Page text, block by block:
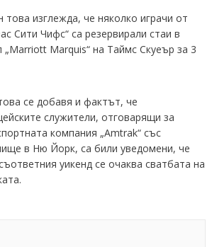
това изглежда, че няколко играчи от
Сити Чифс“ са резервирали стаи в
„Marriott Marquis“ на Таймс Скуеър за 3
се добавя и фактът, че
служители, отговарящи за
компания „Amtrak“ със
в Ню Йорк, са били уведомени, че
уикенд се очаква сватбата на